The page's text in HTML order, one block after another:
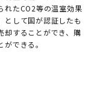
れたCO2等の温室効果
として国が認証したも
却することができ、購
ができる。